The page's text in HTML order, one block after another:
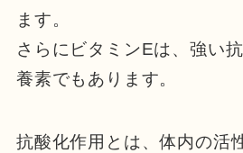
ます。
さらにビタミンEは、強い
養素でもあります。
抗酸化作用とは、体内の活